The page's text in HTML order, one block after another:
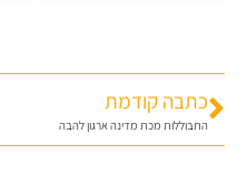
כתבה קודמת
התבוללות מכת מדינה ארגון להבה